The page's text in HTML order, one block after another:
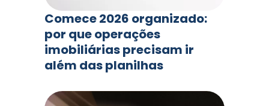
Comece 2026 organizado:
por que operações
imobiliárias precisam ir
além das planilhas